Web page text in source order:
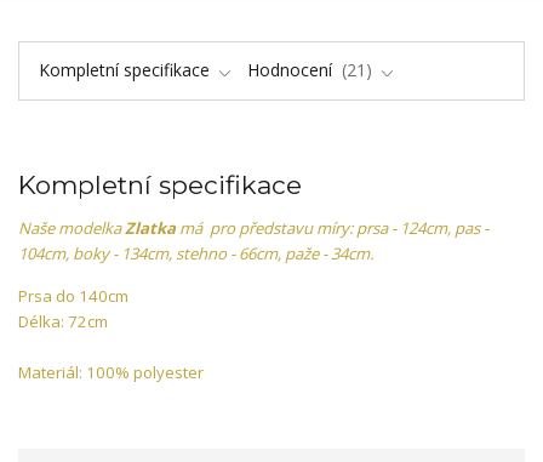
Kompletní specifikace Hodnocení 21
Kompletní specifikace
Naše modelkaZlatkamá pro představu míry: prsa - 124cm, pas -
104cm, boky - 134cm, stehno - 66cm, paže - 34cm.
Prsa do 140cm
Délka: 72cm
Materiál: 100% polyester